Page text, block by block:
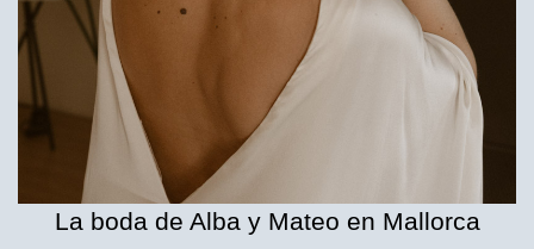
La boda de Alba y Mateo en Mallorca